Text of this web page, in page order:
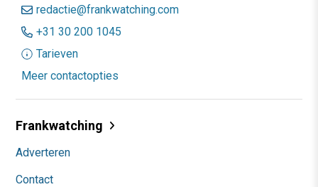
redactie@frankwatching.com
+31 30 200 1045
Tarieven
Meer contactopties
Frankwatching
Adverteren
Contact